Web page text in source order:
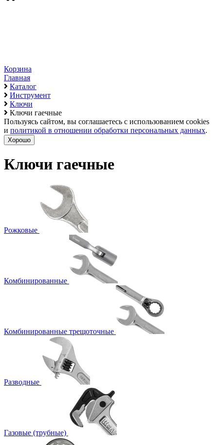
Корзина
Главная
Каталог
Инструмент
Ключи
Ключи гаечные
Пользуясь сайтом, вы соглашаетесь с использованием cookies
и политикой в отношении обработки персональных данных.
Хорошо
Ключи гаечные
Рожковые
Комбинированные
Комбинированные трещоточные
Разводные
Газовые (трубные)